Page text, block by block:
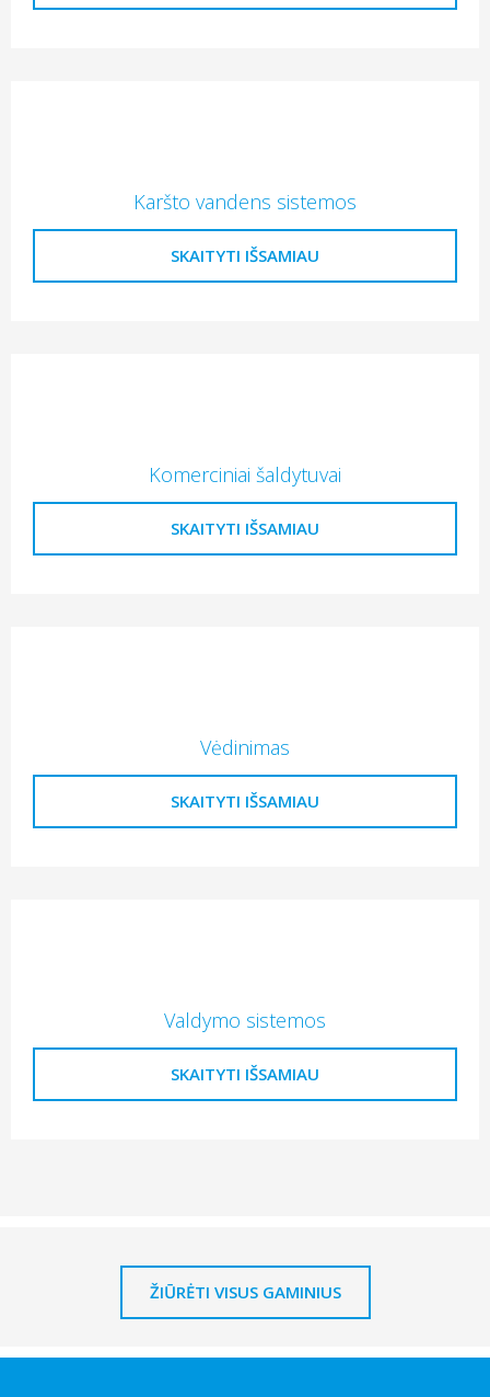
Karšto vandens sistemos
SKAITYTI IŠSAMIAU
Komerciniai šaldytuvai
SKAITYTI IŠSAMIAU
Vėdinimas
SKAITYTI IŠSAMIAU
Valdymo sistemos
SKAITYTI IŠSAMIAU
ŽIŪRĖTI VISUS GAMINIUS